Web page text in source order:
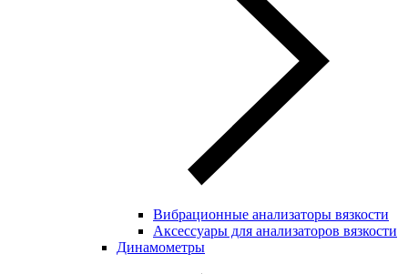
Вибрационные анализаторы вязкости
Аксессуары для анализаторов вязкости
Динамометры